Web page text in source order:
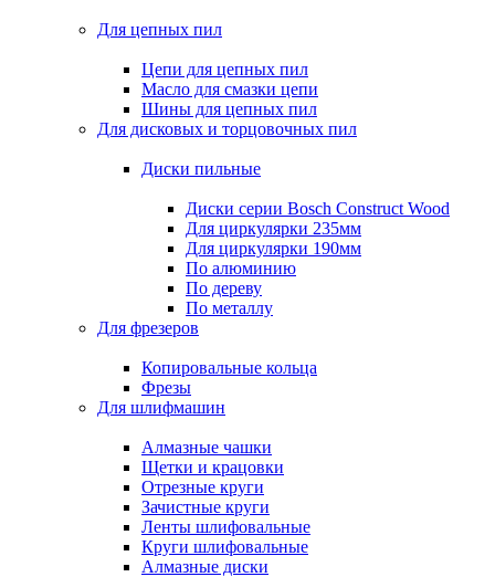
Для цепных пил
Цепи для цепных пил
Масло для смазки цепи
Шины для цепных пил
Для дисковых и торцовочных пил
Диски пильные
Диски серии Bosch Construct Wood
Для циркулярки 235мм
Для циркулярки 190мм
По алюминию
По дереву
По металлу
Для фрезеров
Копировальные кольца
Фрезы
Для шлифмашин
Алмазные чашки
Щетки и крацовки
Отрезные круги
Зачистные круги
Ленты шлифовальные
Круги шлифовальные
Алмазные диски